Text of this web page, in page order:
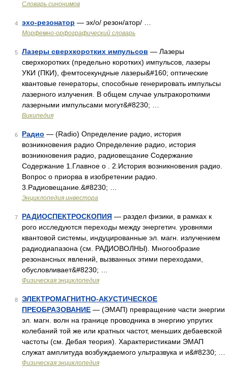
Словарь синонимов
4 эхо-резонатор — эх/о/ резон/атор/ …
Морфемно-орфографический словарь
5 Лазеры сверхкоротких импульсов — Лазеры
сверхкоротких (предельно коротких) импульсов, лазеры
УКИ (ПКИ), фемтосекундные лазеры&#160; оптические
квантовые генераторы, способные генерировать импульсы
лазерного излучения. В общем случае ультракороткими
лазерными импульсами могут&#8230; …
Википедия
6 Радио — (Radio) Определение радио, история
возникновения радио Определение радио, история
возникновения радио, радиовещание Содержание
Содержание 1.Главное о . 2.История возникновения радио.
Вопрос о приорва в изобретении радио.
3.Радиовещание.&#8230; …
Энциклопедия инвестора
7 РАДИОСПЕКТРОСКОПИЯ — раздел физики, в рамках к
рого исследуются переходы между энергетич. уровнями
квантовой системы, индуцированные эл. магн. излучением
радиодиапазона (см. РАДИОВОЛНЫ). Многообразие
резонансных явлений, вызванных этими переходами,
обусловливает&#8230; …
Физическая энциклопедия
8
ЭЛЕКТРОМАГНИТНО-АКУСТИЧЕСКОЕ
ПРЕОБРАЗОВАНИЕ — (ЭМАП) превращение части энергии
эл. магн. волн на границе проводника в энергию упругих
колебаний той же или кратных частот, меньших дебаевской
частоты (см. Дебая теория). Характеристиками ЭМАП
служат амплитуда возбуждаемого ультразвука и и&#8230; …
Физическая энциклопедия